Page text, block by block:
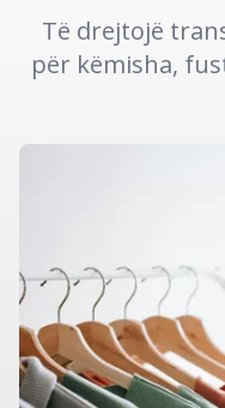
Të drejtojë
për këmisha,